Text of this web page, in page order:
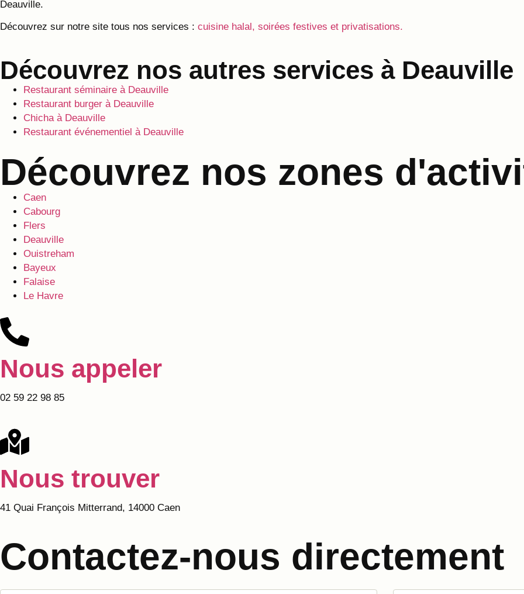
Deauville.
Découvrez sur notre site tous nos services : cuisine halal, soirées festives et privatisations.
Découvrez nos autres services à Deauville
Restaurant séminaire à Deauville
Restaurant burger à Deauville
Chicha à Deauville
Restaurant événementiel à Deauville
Découvrez nos zones
Caen
Cabourg
Flers
Deauville
Ouistreham
Bayeux
Falaise
Le Havre
Nous appeler
02 59 22 98 85
Nous trouver
41 Quai François Mitterrand, 14000 Caen
Contactez-nous directement